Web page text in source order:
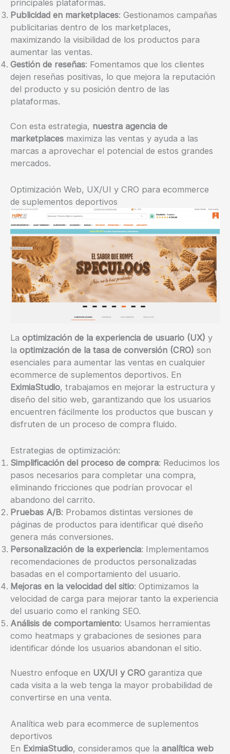
principales plataformas.
Publicidad en marketplaces: Gestionamos campañas
publicitarias dentro de los marketplaces,
maximizando la visibilidad de los productos para
aumentar las ventas.
Gestión de reseñas: Fomentamos que los clientes
dejen reseñas positivas, lo que mejora la reputación
del producto y su posición dentro de las
plataformas.
Con esta estrategia, nuestra agencia de
marketplaces maximiza las ventas y ayuda a las
marcas a aprovechar el potencial de estos grandes
mercados.
Optimización Web, UX/UI y CRO para ecommerce
de suplementos deportivos
La optimización de la experiencia de usuario (UX) y
la optimización de la tasa de conversión (CRO) son
esenciales para aumentar las ventas en cualquier
ecommerce de suplementos deportivos. En
EximiaStudio, trabajamos en mejorar la estructura y
diseño del sitio web, garantizando que los usuarios
encuentren fácilmente los productos que buscan y
disfruten de un proceso de compra fluido.
Estrategias de optimización:
Simplificación del proceso de compra: Reducimos los
pasos necesarios para completar una compra,
eliminando fricciones que podrían provocar el
abandono del carrito.
Pruebas A/B: Probamos distintas versiones de
páginas de productos para identificar qué diseño
genera más conversiones.
Personalización de la experiencia: Implementamos
recomendaciones de productos personalizadas
basadas en el comportamiento del usuario.
Mejoras en la velocidad del sitio: Optimizamos la
velocidad de carga para mejorar tanto la experiencia
del usuario como el ranking SEO.
Análisis de comportamiento: Usamos herramientas
como heatmaps y grabaciones de sesiones para
identificar dónde los usuarios abandonan el sitio.
Nuestro enfoque en UX/UI y CRO garantiza que
cada visita a la web tenga la mayor probabilidad de
convertirse en una venta.
Analítica web para ecommerce de suplementos
deportivos
En EximiaStudio, consideramos que la analítica web